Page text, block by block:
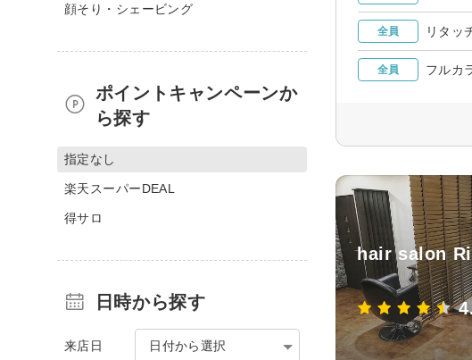
全員 リタッ
全員 フルカ
hair salon
顔そり・シェービング
ポイントキャンペーンか
ら探す
指定なし
楽天スーパーDEAL
得サロ
日時から探す
来店日 日付から選択